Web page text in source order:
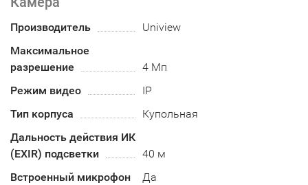
Производитель
Uniview
Максимальное
разрешение
4 Мп
Режим видео
IP
Тип корпуса
Купольная
Дальность действия ИК
(EXIR) подсветки
40 м
Встроенный микрофон
Да